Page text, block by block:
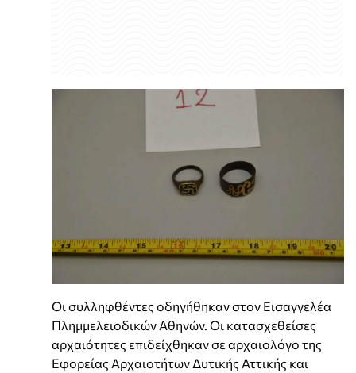
Οι συλληφθέντες οδηγήθηκαν στον Εισαγγελέα
Πλημμελειοδικών Αθηνών. Οι κατασχεθείσες
αρχαιότητες επιδείχθηκαν σε αρχαιολόγο της
Εφορείας Αρχαιοτήτων Δυτικής Αττικής και